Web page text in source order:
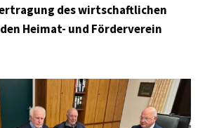
des wirtschaftlichen
Heimat- und Förderverein